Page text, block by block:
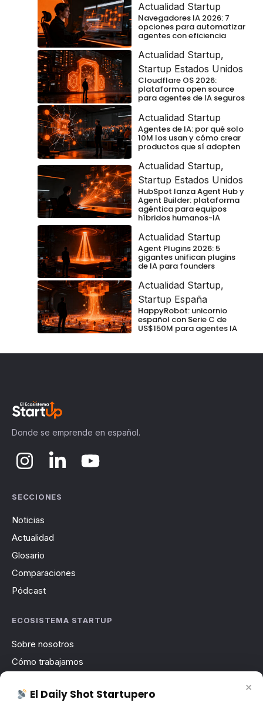
Actualidad Startup
Navegadores IA 2026: 7
opciones para automatizar
agentes con eficiencia
Actualidad Startup,
Startup Estados Unidos
Cloudflare OS 2026:
plataforma open source
para agentes de IA seguros
Actualidad Startup
Agentes de IA: por qué solo
10M los usan y cómo crear
productos que sí adopten
Actualidad Startup,
Startup Estados Unidos
HubSpot lanza Agent Hub y
Agent Builder: plataforma
agéntica para equipos
híbridos humanos-IA
Actualidad Startup
Agent Plugins 2026: 5
gigantes unifican plugins
de IA para founders
Actualidad Startup,
Startup España
HappyRobot: unicornio
español con Serie C de
US$150M para agentes IA
Donde se emprende en español.
SECCIONES
Noticias
Actualidad
Glosario
Comparaciones
Pódcast
ECOSISTEMA STARTUP
Sobre nosotros
Cómo trabajamos
Contacto
×
El Daily Shot Startupero